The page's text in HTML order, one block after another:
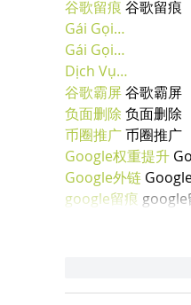
谷歌留痕 谷歌留痕
Gái Gọi…
Gái Gọi…
Dịch Vụ…
谷歌霸屏 谷歌霸屏
负面删除 负面删除
币圈推广 币圈推广
Google权重提升
Google外链
google留痕 google